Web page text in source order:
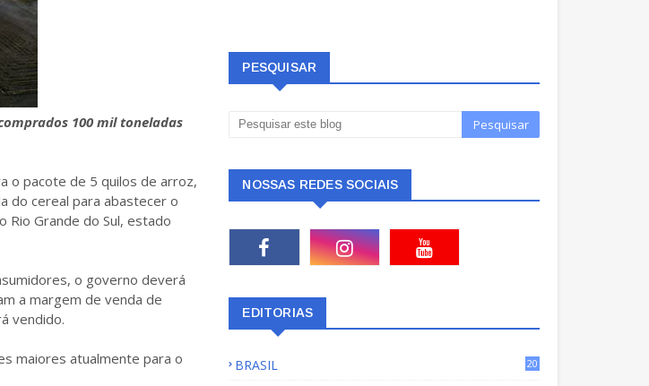
100 mil toneladas
o pacote de 5 quilos de arroz,
do cereal para abastecer o
Rio Grande do Sul, estado
o governo deverá
a margem de venda de
vendido.
maiores atualmente para o
PESQUISAR
NOSSAS REDES SOCIAIS
EDITORIAS
BRASIL
20